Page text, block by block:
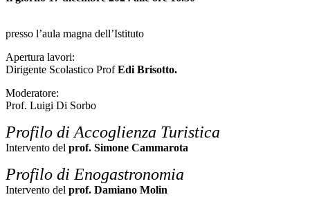
presso l’aula magna dell’Istituto
Apertura lavori:
Dirigente Scolastico ProfEdi Brisotto.
Moderatore:
Prof. Luigi Di Sorbo
Profilo di Accoglienza Turistica
Intervento del prof. Simone Cammarota
Profilo di Enogastronomia
Intervento del prof. Damiano Molin